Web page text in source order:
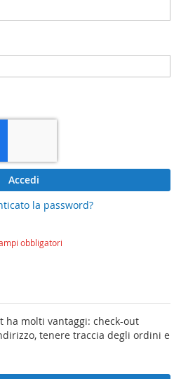
Accedi
la password?
ha molti vantaggi: check-out
tenere traccia degli ordini e